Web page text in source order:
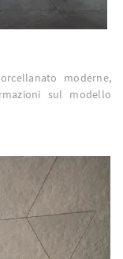
moderne,
sul modello